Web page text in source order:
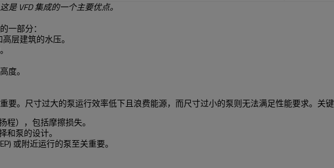
VFD 集成的一个主要优点。
一部分：
层建筑的水压。
度。
。尺寸过大的泵运行效率低下且浪费能源，而尺寸过小的泵则无法满足性能要求。关键
），包括摩擦损失。
泵的设计。
或附近运行的泵至关重要。